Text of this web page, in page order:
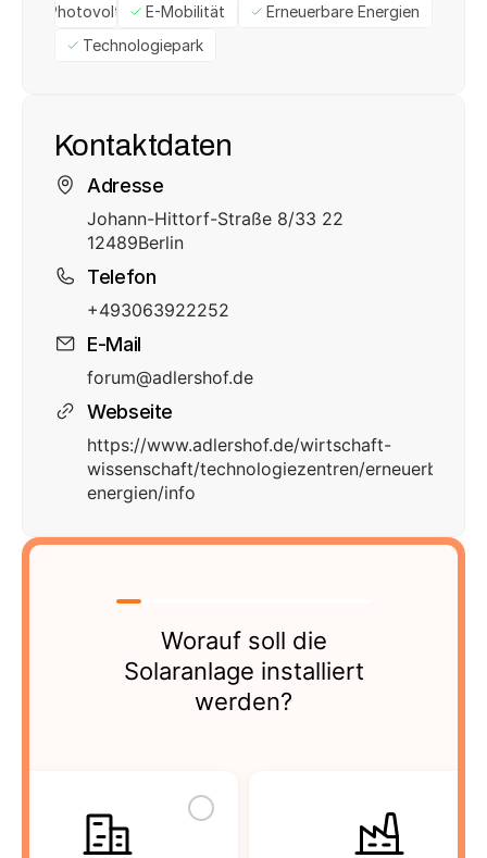
Photovoltaik E-Mobilität
Erneuerbare Energien
Technologiepark
Kontaktdaten
Adresse
Johann-Hittorf-Straße 8/33 22
12489Berlin
Telefon
+493063922252
E-Mail
forum@adlershof.de
Webseite
https://www.adlershof.de/wirtschaft-
wissenschaft/technologiezentren/erneuerbare-
energien/info
Worauf soll die
Solaranlage installiert
werden?